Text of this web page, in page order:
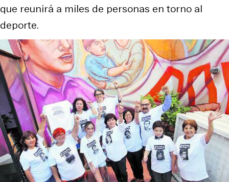
que reunirá a miles de personas en torno al
deporte.